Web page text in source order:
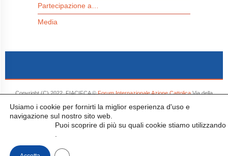
Partecipazione a…
Media
Copyright (C) 2022. FIACIFCA ©Forum Internazionale Azione CattolicaVia della
Conciliazione, 1 00193 - Roma e-mail: info@catholicactionforum.org tel. 0039 06 661321
- Tutti i diritti riservati.
Usiamo i cookie per fornirti la miglior esperienza d'uso e
navigazione sul nostro sito web.
Puoi scoprire di più su quali cookie stiamo utilizzando
Close GDPR Cookie Banner